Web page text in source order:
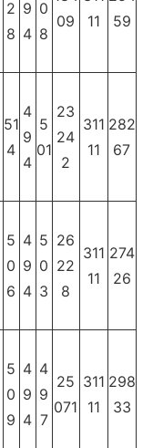
2
8
9
4
0
8
09
11
59
51
4
4
9
4
5
01
23
24
2
311
11
282
67
5
0
6
4
9
4
5
0
3
26
22
8
311
11
274
26
5
0
9
4
9
4
4
9
7
25
071
311
11
298
33